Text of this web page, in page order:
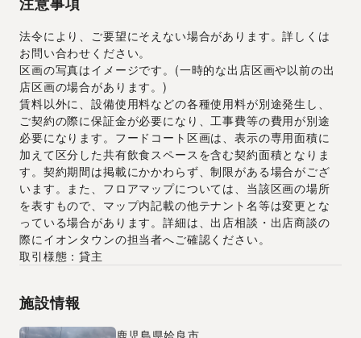
法令により、ご要望にそえない場合があります。詳しくは
お問い合わせください。
区画の写真はイメージです。(一時的な出店区画や以前の出
店区画の場合があります。)
賃料以外に、設備使用料などの各種使用料が別途発生し、
ご契約の際に保証金が必要になり、工事費等の費用が別途
必要になります。フードコート区画は、表示の専用面積に
加えて区分した共有飲食スペースを含む契約面積となりま
す。契約期間は掲載にかかわらず、制限がある場合がござ
います。また、フロアマップについては、当該区画の場所
を表すもので、マップ内記載の他テナント名等は変更とな
っている場合があります。詳細は、出店相談・出店商談の
際にイオンタウンの担当者へご確認ください。
取引様態：貸主
施設情報
鹿児島県姶良市